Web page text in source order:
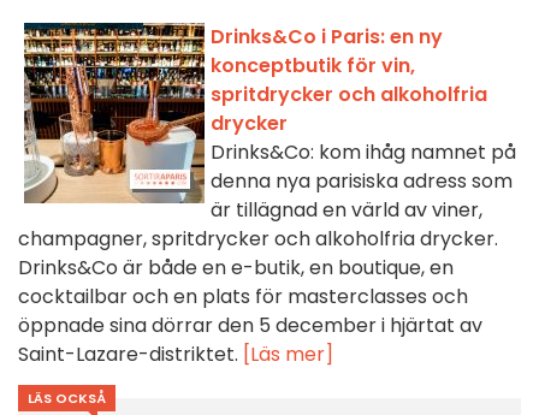
Drinks&Co i Paris: en ny
konceptbutik för vin,
spritdrycker och alkoholfria
drycker
Drinks&Co: kom ihåg namnet på
denna nya parisiska adress som
är tillägnad en värld av viner,
champagner, spritdrycker och alkoholfria drycker.
Drinks&Co är både en e-butik, en boutique, en
cocktailbar och en plats för masterclasses och
öppnade sina dörrar den 5 december i hjärtat av
Saint-Lazare-distriktet. [Läs mer]
LÄS OCKSÅ